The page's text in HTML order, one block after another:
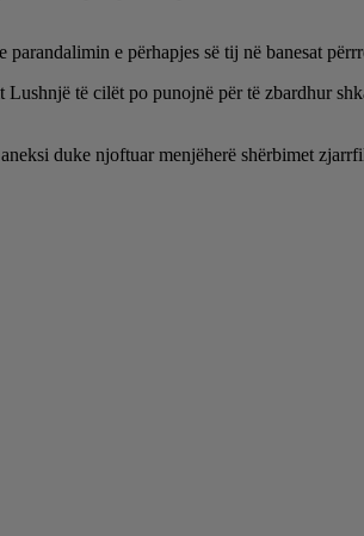
e përhapjes së tij në banesat
të cilët po punojnë për të zbardhur
duke njoftuar menjëherë shërbimet